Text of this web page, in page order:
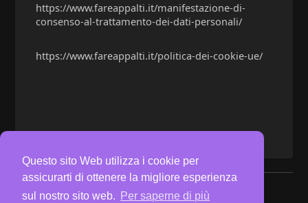
Questo sito Web utilizza i cookie per
assicurarti di ottenere la migliore esperienza
sul nostro sito web.
Per saperne di più
https://www.fareappalti.it/manifestazione-di-
consenso-al-trattamento-dei-dati-personali/
https://www.fareappalti.it/politica-dei-cookie-ue/
© 2026 Social FareAppalti